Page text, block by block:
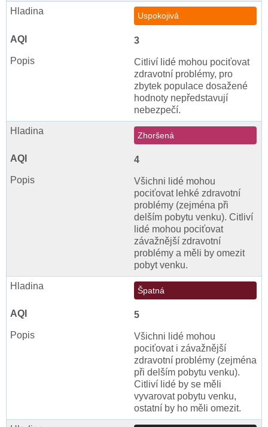
Uspokojivá
3
Citliví lidé mohou pociťovat
zdravotní problémy, pro
zbytek populace dosažené
hodnoty nepředstavují
nebezpečí.
Zhoršená
4
Všichni lidé mohou
pociťovat lehké zdravotní
problémy (zejména při
delším pobytu venku). Citliví
lidé mohou pociťovat
závažnější zdravotní
problémy a měli by omezit
pobyt venku.
Špatná
5
Všichni lidé mohou
pociťovat i závažnější
zdravotní problémy (zejména
při delším pobytu venku).
Citliví lidé by se měli
vyvarovat pobytu venku,
ostatní by ho měli omezit.